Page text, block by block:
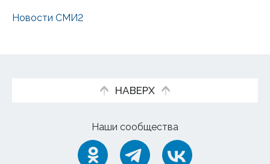
Новости СМИ2
НАВЕРХ
Наши сообщества